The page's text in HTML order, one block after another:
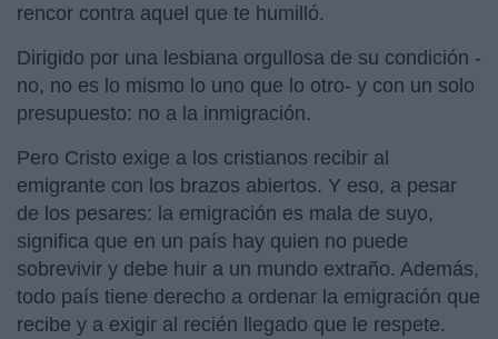
rencor contra aquel que te humilló.
Dirigido por una lesbiana orgullosa de su condición -
no, no es lo mismo lo uno que lo otro- y con un solo
presupuesto: no a la inmigración.
Pero Cristo exige a los cristianos recibir al
emigrante con los brazos abiertos. Y eso, a pesar
de los pesares: la emigración es mala de suyo,
significa que en un país hay quien no puede
sobrevivir y debe huir a un mundo extraño. Además,
todo país tiene derecho a ordenar la emigración que
recibe y a exigir al recién llegado que le respete.